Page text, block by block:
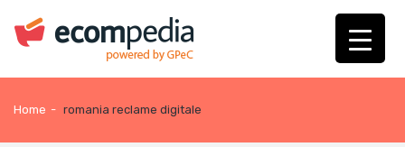
Home - romania reclame digitale